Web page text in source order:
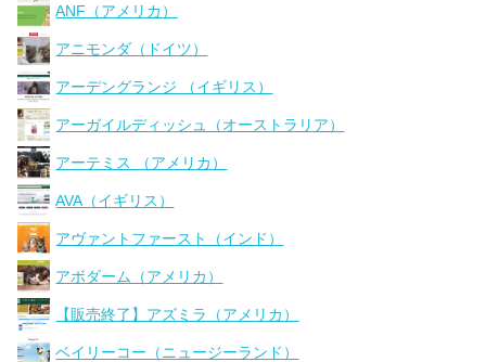
ANF（アメリカ）
アニモンダ（ドイツ）
アーデングランジ （イギリス）
アーガイルディッシュ（オーストラリア）
アーテミス （アメリカ）
AVA（イギリス）
アヴァントファースト（インド）
アボダーム（アメリカ）
【販売終了】アズミラ（アメリカ）
ベイリーコー（ニュージーランド）